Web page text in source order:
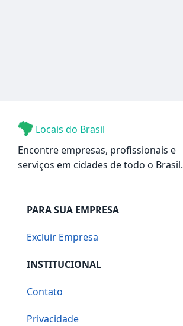
Locais do Brasil
Encontre empresas, profissionais e
serviços em cidades de todo o Brasil.
PARA SUA EMPRESA
Excluir Empresa
INSTITUCIONAL
Contato
Privacidade